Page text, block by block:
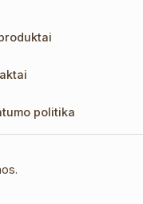
politika